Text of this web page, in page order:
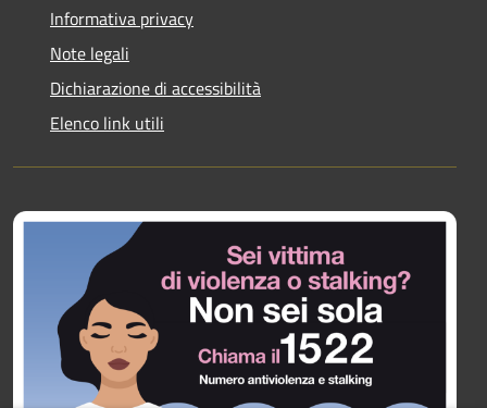
Informativa privacy
Note legali
Dichiarazione di accessibilità
Elenco link utili